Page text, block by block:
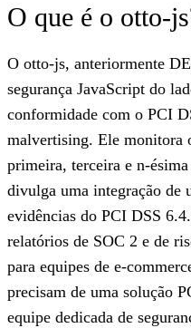
O que é o otto-
O otto-js, anteriormente
segurança JavaScript do
conformidade com o PCI
malvertising. Ele monitora
primeira, terceira e n-
divulga uma integração de
evidências do PCI DSS
relatórios de SOC 2 e de
para equipes de e-
precisam de uma solução
equipe dedicada de